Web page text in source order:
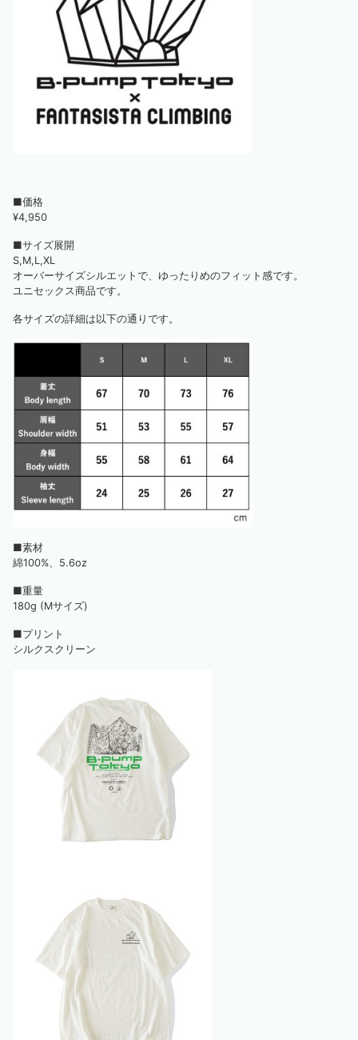
■価格
¥4,950
■サイズ展開
S,M,L,XL
オーバーサイズシルエットで、ゆったりめのフィット感です。
ユニセックス商品です。
各サイズの詳細は以下の通りです。
■素材
綿100%、5.6oz
■重量
180g (Mサイズ)
■プリント
シルクスクリーン